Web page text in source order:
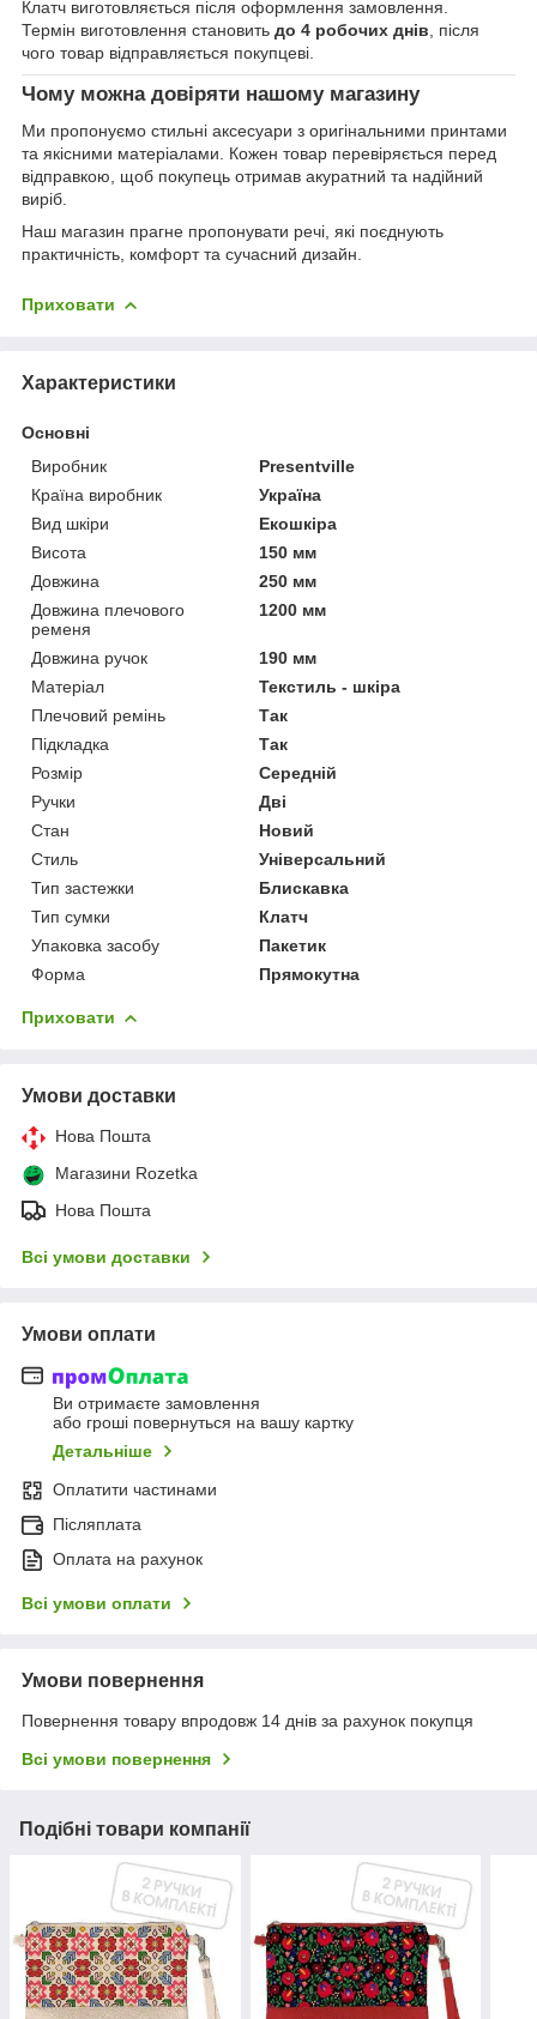
Клатч виготовляється після оформлення замовлення.
Термін виготовлення становить до 4 робочих днів , після
чого товар відправляється покупцеві.
Чому можна довіряти нашому магазину
Ми пропонуємо стильні аксесуари з оригінальними принтами
та якісними матеріалами. Кожен товар перевіряється перед
відправкою, щоб покупець отримав акуратний та надійний
виріб.
Наш магазин прагне пропонувати речі, які поєднують
практичність, комфорт та сучасний дизайн.
Приховати
Характеристики
Основні
Виробник
Presentville
Країна виробник
Україна
Вид шкіри
Екошкіра
Висота
150 мм
Довжина
250 мм
Довжина плечового
ременя
1200 мм
Довжина ручок
190 мм
Матеріал
Текстиль - шкіра
Плечовий ремінь
Так
Підкладка
Так
Розмір
Середній
Ручки
Дві
Стан
Новий
Стиль
Універсальний
Тип застежки
Блискавка
Тип сумки
Клатч
Упаковка засобу
Пакетик
Форма
Прямокутна
Приховати
Умови доставки
Нова Пошта
Магазини Rozetka
Нова Пошта
Всі умови доставки
Умови оплати
Ви отримаєте замовлення
або гроші повернуться на вашу картку
Детальніше
Оплатити частинами
Післяплата
Оплата на рахунок
Всі умови оплати
Умови повернення
Повернення товару впродовж 14 днів за рахунок покупця
Всі умови повернення
Подібні товари компанії